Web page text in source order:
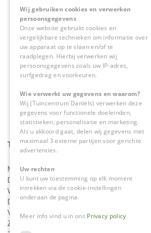
Tuincentrum Daniëls
Herkenbosserweg 4
6063 NL Vlodrop
0475-534298
info@tuincentrumdaniels.nl
Tuincentrum Daniëls
Maandag
Dinsdag
Woensdag
Donderdag
Vrijdag
Zaterdag
Wij gebruiken cookies en verwerken
persoonsgegevens
Onze website gebruikt cookies en
vergelijkbare technieken om informatie over
uw apparaat op te slaan en/of te
raadplegen. Hierbij verwerken wij
persoonsgegevens zoals uw IP-adres,
surfgedrag en voorkeuren.
Wie verwerkt uw gegevens en waarom?
Wij (Tuincentrum Daniëls) verwerken deze
gegevens voor functionele doeleinden,
statistieken, personalisatie en marketing.
Als u akkoord gaat, delen wij gegevens met
maximaal 3 externe partijen voor gerichte
advertenties.
Uw rechten
U kunt uw toestemming op elk moment
intrekken via de cookie-instellingen
onderaan de pagina.
Meer info vind u in ons Privacy policy